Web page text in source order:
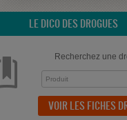
LE DICO DES DROGUES
Recherchez une
VOIR LES FICHES